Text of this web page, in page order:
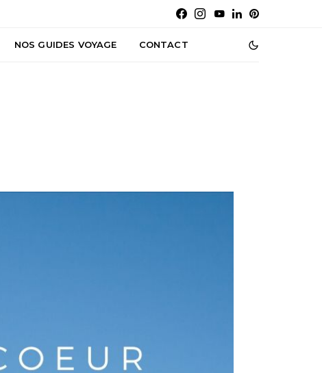
NOS GUIDES VOYAGE CONTACT